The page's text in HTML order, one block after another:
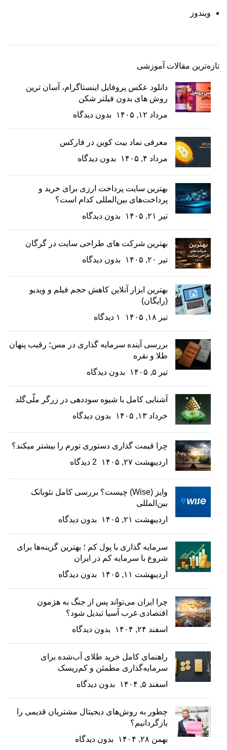
ویندوز
تازه‌ترین مقالات آموزشی
دانلود عکس پروفایل اینستاگرام، آسان ترین
روش های بدون فیلتر شکن
مرداد ۱۲, ۱۴۰۵
بدون دیدگاه
معرفی نماد بیت کوین در فارکس
مرداد ۴, ۱۴۰۵
بدون دیدگاه
بهترین سایت پرداخت ارزی برای خرید و
پرداخت‌های بین‌المللی کدام است؟
تیر ۲۱, ۱۴۰۵
بدون دیدگاه
بهترین شرکت های طراحی سایت در گرگان
تیر ۲۰, ۱۴۰۵
بدون دیدگاه
بهترین ابزار آنلاین کاهش حجم فیلم و ویدیو
(رایگان)
تیر ۱۸, ۱۴۰۵
۱ دیدگاه
بررسی آینده سرمایه گذاری در مس؛ رقیب پنهان
طلا و نقره
تیر ۵, ۱۴۰۵
بدون دیدگاه
آشنایی کامل با شیوه سوددهی در زرگر ملّی‌گلد
خرداد ۱۳, ۱۴۰۵
بدون دیدگاه
چرا قیمت گذاری دستوری تورم را بیشتر میکند؟
اردیبهشت ۲۷, ۱۴۰۵
2 دیدگاه
وایز (Wise) چیست؟ بررسی کامل نئوبانک
بین‌المللی
اردیبهشت ۲۱, ۱۴۰۵
بدون دیدگاه
سرمایه گذاری با پول کم ؛ بهترین گزینه‌ها برای
شروع با سرمایه کم در ایران
اردیبهشت ۱۱, ۱۴۰۵
بدون دیدگاه
چرا ایران می‌تواند پس از جنگ به هژمون
اقتصادی غرب آسیا تبدیل شود؟
اسفند ۲۴, ۱۴۰۴
بدون دیدگاه
راهنمای کامل خرید طلای آب‌شده برای
سرمایه‌گذاری مطمئن و کم‌ریسک
اسفند ۵, ۱۴۰۴
بدون دیدگاه
چطور به روش‌های دیجیتال مشتریان قدیمی را
بازگردانیم؟
بهمن ۲۸, ۱۴۰۴
بدون دیدگاه